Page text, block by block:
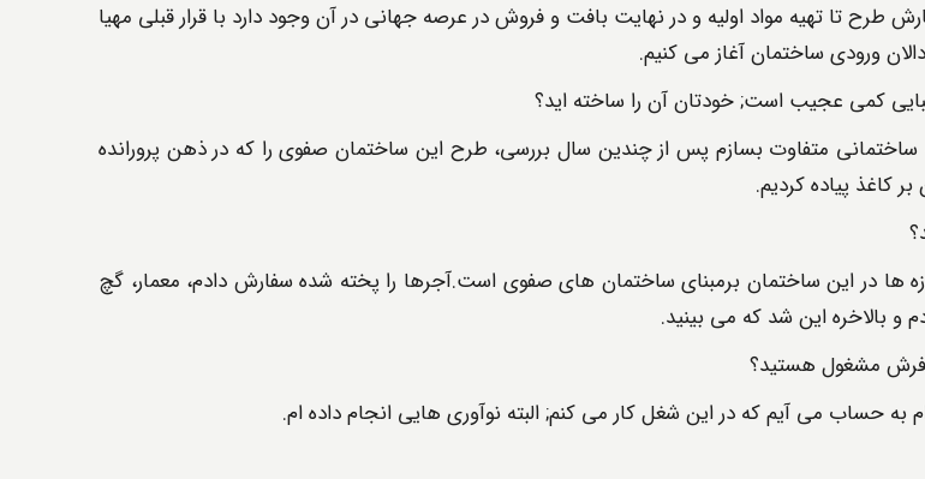
طرح تا تهیه مواد اولیه و در نهایت بافت و فروش در عرصه جهانی در آن وجود دارد با قرار قبلی مهیا
ورودی ساختمان آغاز می کنیم.
کمی عجیب است; خودتان آن را ساخته اید؟
ساختمانی متفاوت بسازم پس از چندین سال بررسی، طرح این ساختمان صفوی را که در ذهن پرورانده
کاغذ پیاده کردیم.
ها در این ساختمان برمبنای ساختمان های صفوی است.آجرها را پخته شده سفارش دادم، معمار، گچ
و بالاخره این شد که می بینید.
مشغول هستید؟
به حساب می آیم که در این شغل کار می کنم; البته نوآوری هایی انجام داده ام.